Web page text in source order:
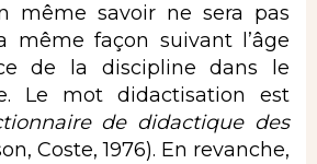
même savoir ne sera pas
même façon suivant l’âge
de la discipline dans le
Le mot didactisation est
de didactique des
Coste, 1976). En revanche,